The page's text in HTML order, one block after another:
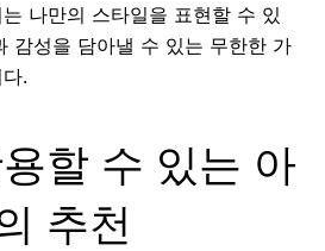
나만의 스타일을 표현할 수 있
감성을 담아낼 수 있는 무한한 가
.
할 수 있는 아
추천